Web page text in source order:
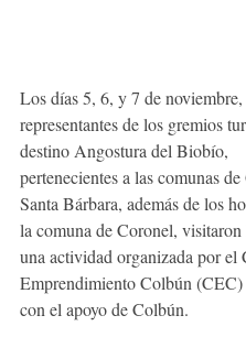
Los días 5, 6, y 7 de
representantes de los gremios
destino Angostura del Biobío,
pertenecientes a las comunas
Santa Bárbara, además de los
la comuna de Coronel, visitaron
una actividad organizada por el
Emprendimiento Colbún
con el apoyo de Colbún.